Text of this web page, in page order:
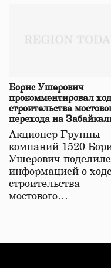
Борис Ушерович
прокомментировал ход
строительства
перехода на
железной дороге
Акционер Группы
компаний 1520
Ушерович
информацией о
строительства
мостового…